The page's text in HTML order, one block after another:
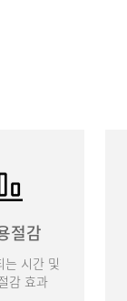
절감
는 시간 및
감 효과